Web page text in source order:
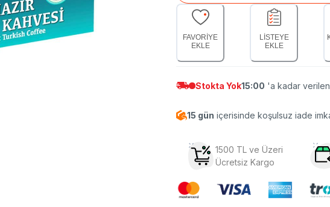
FAVORİYE
EKLE
LİSTEYE
EKLE
Stokta Yok15:00 'a kadar
15 gün içerisinde koşulsuz iade
1500 TL ve Üzeri
Ücretsiz Kargo